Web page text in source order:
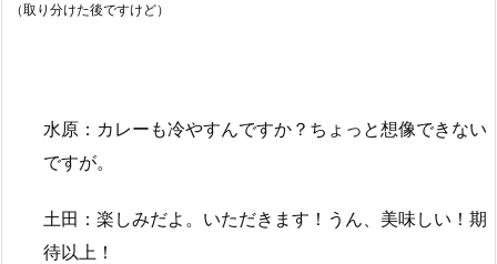
（取り分けた後ですけど）
水原：カレーも冷やすんですか？ちょっと想像できない
ですが。
土田：楽しみだよ。いただきます！うん、美味しい！期
待以上！